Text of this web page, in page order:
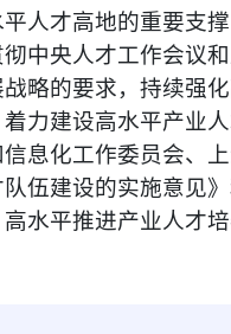
人才高地的重要支
中央人才工作会议
略的要求，持续强
力建设高水平产业
息化工作委员会、
伍建设的实施意见
水平推进产业人才